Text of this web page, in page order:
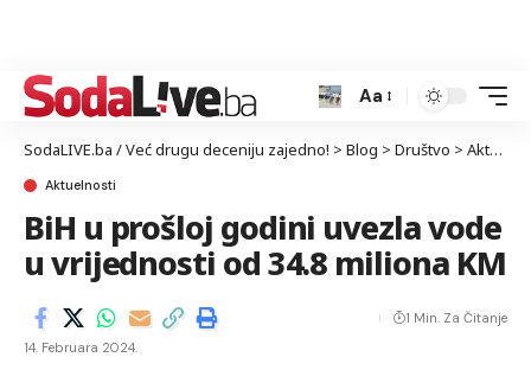
Aa
SodaLIVE.ba / Već drugu deceniju zajedno! > Blog > Društvo > Aktuelnosti
Aktuelnosti
BiH u prošloj godini uvezla vode
u vrijednosti od 34.8 miliona KM
14. Februara 2024.
1 Min. Za Čitanje